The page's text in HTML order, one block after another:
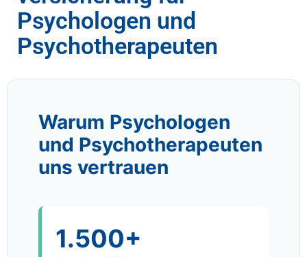
Psychologen und
Psychotherapeuten
Warum Psychologen
und Psychotherapeuten
uns vertrauen
1.500+